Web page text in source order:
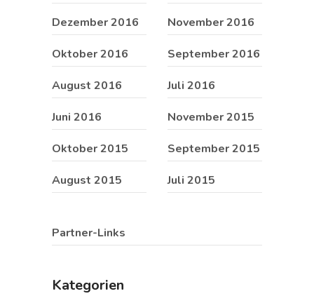
Dezember 2016 November 2016
Oktober 2016 September 2016
August 2016 Juli 2016
Juni 2016 November 2015
Oktober 2015 September 2015
August 2015 Juli 2015
Partner-Links
Kategorien